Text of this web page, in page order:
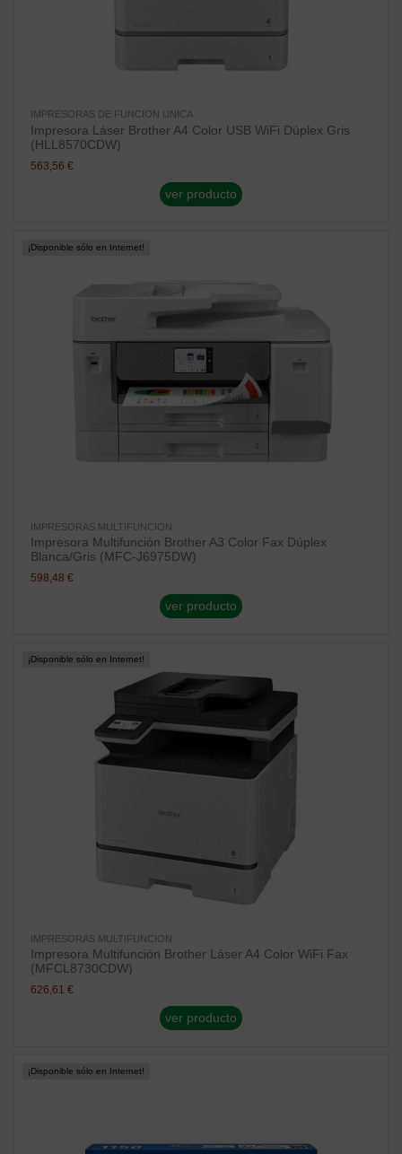
IMPRESORAS DE FUNCION UNICA
Impresora Láser Brother A4 Color USB WiFi Dúplex Gris
(HLL8570CDW)
563,56 €
ver producto
¡Disponible sólo en Internet!
IMPRESORAS MULTIFUNCION
Impresora Multifunción Brother A3 Color Fax Dúplex
Blanca/Gris (MFC-J6975DW)
598,48 €
ver producto
¡Disponible sólo en Internet!
IMPRESORAS MULTIFUNCION
Impresora Multifunción Brother Láser A4 Color WiFi Fax
(MFCL8730CDW)
626,61 €
ver producto
¡Disponible sólo en Internet!